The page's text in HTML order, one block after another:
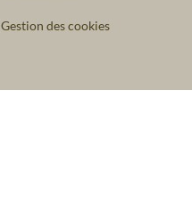
Gestion des cookies